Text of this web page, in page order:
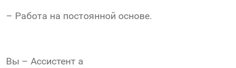
– Работа на постоянной основе.
Bы – Ассистент а